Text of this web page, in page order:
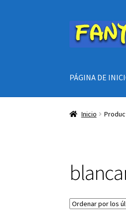
Ir
la
Ir
al
contenido
PÁGINA DE
Inicio